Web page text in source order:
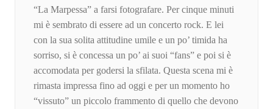
“La Marpessa” a farsi fotografare. Per cinque minuti
mi è sembrato di essere ad un concerto rock. E lei
con la sua solita attitudine umile e un po’ timida ha
sorriso, si è concessa un po’ ai suoi “fans” e poi si è
accomodata per godersi la sfilata. Questa scena mi è
rimasta impressa fino ad oggi e per un momento ho
“vissuto” un piccolo frammento di quello che devono